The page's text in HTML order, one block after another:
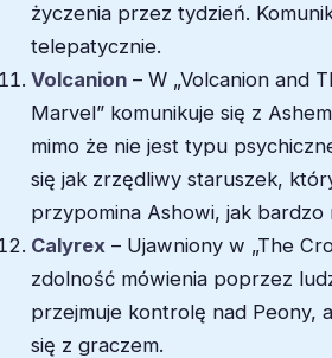
życzenia przez tydzień.
telepatycznie.
Volcanion – W „Volcanion and
Marvel” komunikuje się z
mimo że nie jest typu
się jak zrzędliwy staruszek,
przypomina Ashowi, jak bardzo
Calyrex – Ujawniony w „The
zdolność mówienia poprzez
przejmuje kontrolę nad Peony,
się z graczem.